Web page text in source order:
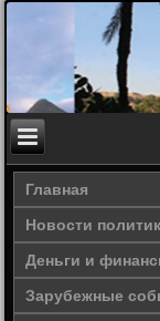
Главная
Новости
Деньги и
Зарубежные